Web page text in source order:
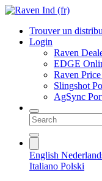
Trouver un
Login
Raven
EDGE
Raven
Slingshot
AgSync
English
Italiano Polski